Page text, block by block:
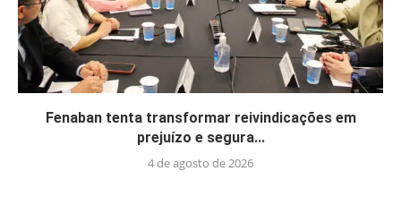
Fenaban tenta transformar reivindicações em
prejuízo e segura...
4 de agosto de 2026